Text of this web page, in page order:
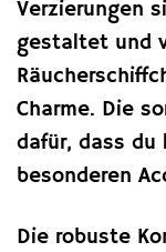
Verzierungen
gestaltet und
Charme. Die
dafür, dass du
besonderen
Die robuste